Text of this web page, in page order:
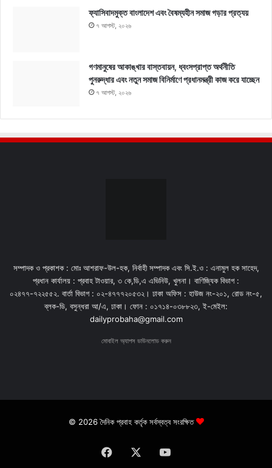
ফ্যাসিবাদমুক্ত বাংলাদেশ এবং বৈষম্যহীন সমাজ গড়ার প্রত্যয়
৭ আগস্ট, ২০২৬
গণমানুষের আকাঙ্খার বাস্তবায়ন, ধ্বংসপ্রাপ্ত অর্থনীতি
পুনরুদ্ধার এবং নতুন সমাজ বিনির্মাণে প্রধানমন্ত্রী কাজ করে যাচ্ছেন
৭ আগস্ট, ২০২৬
সম্পাদক ও প্রকাশক : মোঃ আশরাফ-উল-হক, নির্বাহী সম্পাদক এবং সি.ই.ও : এনামুল হক সাহেদ,
প্রধান কার্যালয় : প্রবাহ টাওয়ার, ৩ কে,ডি,এ এভিনিউ, খুলনা। বাণিজ্যিক বিভাগ :
০২৪৭৭-৭২২৫৫২. বার্তা বিভাগ : ০২-৪৭৭৭২০৫৩২। ঢাকা অফিস : হাউজ নং-২০১, রোড নং-৫,
ব্লক-ডি, বসুন্ধরা আ/এ, ঢাকা। ফোন : ০১৭১৪-০৩৮৮২৩, ই-মেইল:
dailyprobaha@gmail.com
মোবাইল অ্যাপস ডাউনলোড করুন
© 2026 দৈনিক প্রবাহ কর্তৃক সর্বস্বত্ব সংরক্ষিত
Facebook